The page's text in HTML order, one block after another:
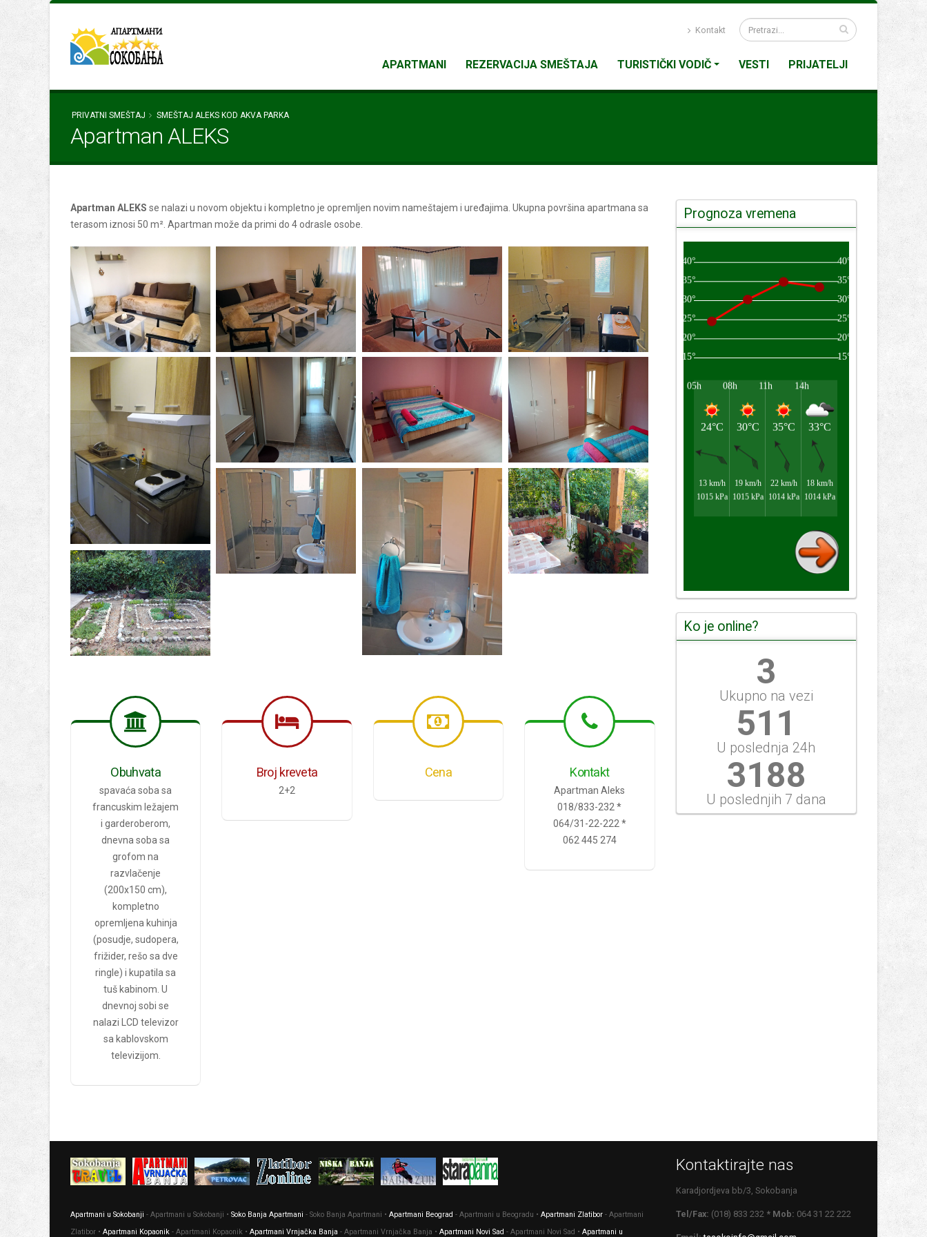
Kontakt
APARTMANI REZERVACIJA SMEŠTAJA TURISTIČKI VODIČ VESTI PRIJATELJI
PRIVATNI SMEŠTAJ SMEŠTAJ ALEKS KOD AKVA PARKA
Apartman ALEKS
Apartman ALEKS se nalazi u novom objektu i kompletno je opremljen novim nameštajem i uređajima. Ukupna površina apartmana sa
terasom iznosi 50 m². Apartman može da primi do 4 odrasle osobe.
Obuhvata
spavaća soba sa
francuskim ležajem
i garderoberom,
dnevna soba sa
grofom na
razvlačenje
(200x150 cm),
kompletno
opremljena kuhinja
(posudje, sudopera,
frižider, rešo sa dve
ringle) i kupatila sa
tuš kabinom. U
dnevnoj sobi se
nalazi LCD televizor
sa kablovskom
televizijom.
Broj kreveta
2+2
Cena Kontakt
Apartman Aleks
018/833-232 *
064/31-22-222 *
062 445 274
Prognoza vremena
Ko je online?
3
Ukupno na vezi
511
U poslednja 24h
3825
U poslednjih 7 dana
Apartmani u Sokobanji - Apartmani u Sokobanji • Soko Banja Apartmani - Soko Banja Apartmani • Apartmani Beograd - Apartmani u Beogradu • Apartmani Zlatibor - Apartmani
Zlatibor • Apartmani Kopaonik - Apartmani Kopaonik • Apartmani Vrnjačka Banja - Apartmani Vrnjačka Banja • Apartmani Novi Sad - Apartmani Novi Sad • Apartmani u
Kontaktirajte nas
Karadjordjeva bb/3, Sokobanja
Tel/Fax: (018) 833 232 * Mob: 064 31 22 222